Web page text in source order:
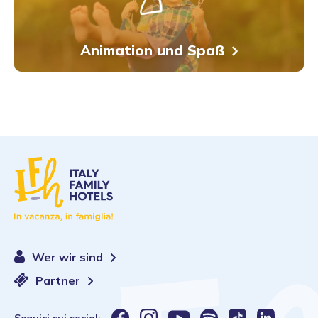
Animation und Spaß
Wer wir sind
Partner